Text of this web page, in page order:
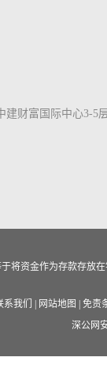
建财富国际中心3-5
将资金作为存款存放
系我们 网站地图
免责
深公网